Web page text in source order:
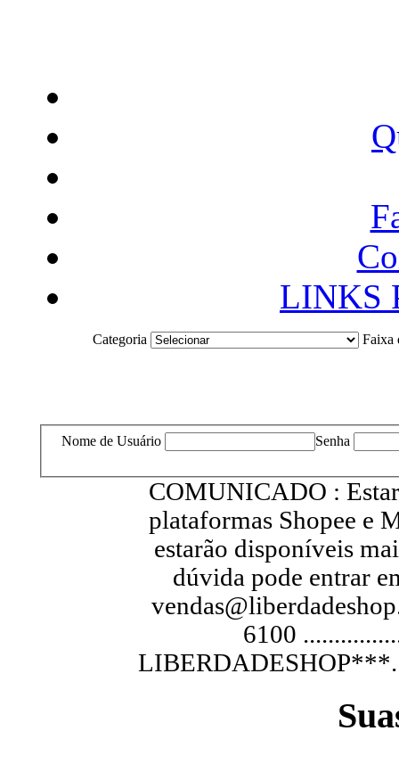
LINKS
Categoria Faixa
Nome de Usuário Senha
COMUNICADO :
plataformas Shopee e
estarão disponíveis
dúvida pode entrar
6100